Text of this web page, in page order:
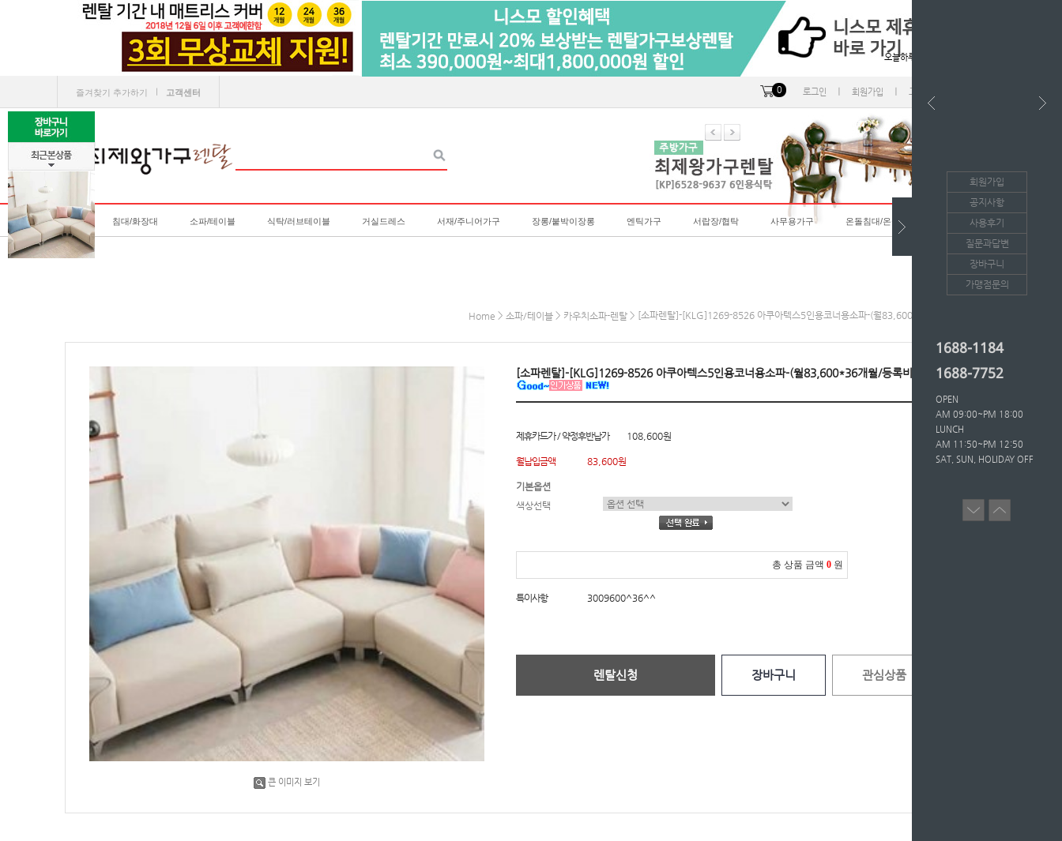
오늘하루 열지않음
즐겨찾기 추가하기 ㅣ 고객센터 0 로그인 회원가입 고객센터
침대/화장대 소파/테이블 식탁/러브테이블 거실드레스 서재/주니어가구 장롱/붙박이장롱 엔틱가구 서랍장/협탁 사무용가구 온돌침대/온돌소파
Home > 소파/테이블 > 카우치소파-렌탈 > [소파렌탈]-[KLG]1269-8526 아쿠아텍스5인용코너용소파-(월83,600*36개월/등록비면제)
큰 이미지 보기
[소파렌탈]-[KLG]1269-8526 아쿠아텍스5인용코너용소파-(월83,600*36개월/등록비면제)
제휴카드가 / 약정후반납가 108,600원
월납입금액 83,600원
기본옵션
색상선택
총 상품 금액 0 원
특이사항 3009600^36^^
렌탈신청 장바구니 관심상품
회원가입
공지사항
사용후기
질문과답변
장바구니
가맹점문의
1688-1184
1688-7752
OPEN
AM 09:00~PM 18:00
LUNCH
AM 11:50~PM 12:50
SAT, SUN, HOLIDAY OFF